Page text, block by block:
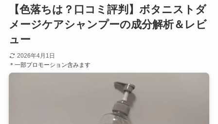
【色落ちは？口コミ評判】ボタニストダ
メージケアシャンプーの成分解析＆レビ
ュー
2026年4月1日
＊一部プロモーション含みます